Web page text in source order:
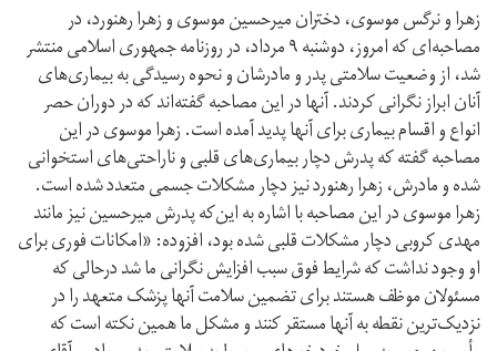
زهرا و نرگس موسوی، دختران میرحسین موسوی و زهرا رهنورد، در
مصاحبه‌ای که امروز، دوشنبه ۹ مرداد، در روزنامه جمهوری اسلامی منتشر
شد، از وضعیت سلامتی پدر و مادرشان و نحوه رسیدگی به بیماری‌های
آنان ابراز نگرانی کردند. آنها در این مصاحبه گفته‌اند که در دوران حصر
انواع و اقسام بیماری برای آنها پدید آمده است. زهرا موسوی در این
مصاحبه گفته که پدرش دچار بیماری‌های قلبی و ناراحتی‌های استخوانی
شده و مادرش، زهرا رهنورد نیز دچار مشکلات جسمی متعدد شده است.
زهرا موسوی در این مصاحبه با اشاره به این‌که پدرش میرحسین نیز مانند
مهدی کروبی دچار مشکلات قلبی شده بود، افزوده: «امکانات فوری برای
او وجود نداشت که شرایط فوق سبب افزایش نگرانی ما ‌شد درحالی که
مسئولان موظف هستند برای تضمین سلامت آنها پزشک متعهد را در
نزدیک‌ترین نقطه به آنها مستقر کنند و مشکل ما همین نکته است که